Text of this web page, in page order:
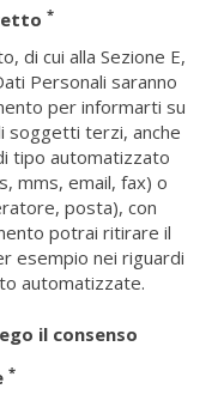
*
di cui alla Sezione E,
Personali saranno
per informarti su
soggetti terzi, anche
tipo automatizzato
mms, email, fax) o
posta), con
potrai ritirare il
esempio nei riguardi
automatizzate.
il consenso
*